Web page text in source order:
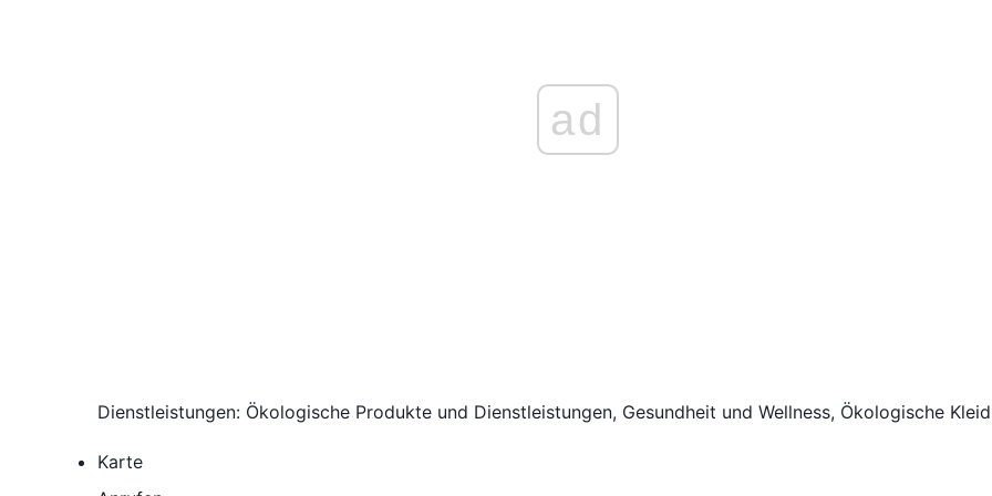
ad
Dienstleistungen: Ökologische Produkte und Dienstleistungen, Gesundheit und Wellness, Ökologische
Karte